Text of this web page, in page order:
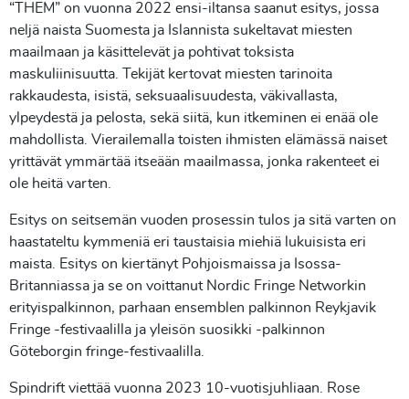
“THEM” on vuonna 2022 ensi-iltansa saanut esitys, jossa
neljä naista Suomesta ja Islannista sukeltavat miesten
maailmaan ja käsittelevät ja pohtivat toksista
maskuliinisuutta. Tekijät kertovat miesten tarinoita
rakkaudesta, isistä, seksuaalisuudesta, väkivallasta,
ylpeydestä ja pelosta, sekä siitä, kun itkeminen ei enää ole
mahdollista. Vierailemalla toisten ihmisten elämässä naiset
yrittävät ymmärtää itseään maailmassa, jonka rakenteet ei
ole heitä varten.
Esitys on seitsemän vuoden prosessin tulos ja sitä varten on
haastateltu kymmeniä eri taustaisia miehiä lukuisista eri
maista. Esitys on kiertänyt Pohjoismaissa ja Isossa-
Britanniassa ja se on voittanut Nordic Fringe Networkin
erityispalkinnon, parhaan ensemblen palkinnon Reykjavik
Fringe -festivaalilla ja yleisön suosikki -palkinnon
Göteborgin fringe-festivaalilla.
Spindrift viettää vuonna 2023 10-vuotisjuhliaan. Rose